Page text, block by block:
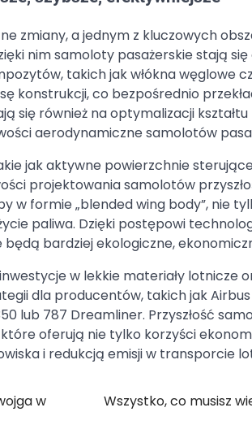
zmiany, a jednym z kluczowych
nim samoloty pasażerskie stają
takich jak włókna węglowe
konstrukcji, co bezpośrednio
się również na optymalizacji kształtu
aerodynamiczne samolotów
jak aktywne powierzchnie
projektowania samolotów
w formie „blended wing body”, nie
paliwa. Dzięki postępowi
bardziej ekologiczne,
w lekkie materiały lotnicze
dla producentów, takich jak Airbus
lub 787 Dreamliner. Przyszłość
oferują nie tylko korzyści
i redukcją emisji w transporcie
w
Wszystko, co musisz